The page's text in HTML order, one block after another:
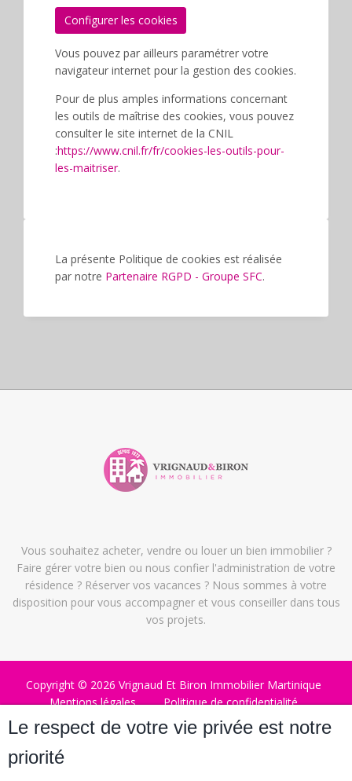
Configurer les cookies
Vous pouvez par ailleurs paramétrer votre
navigateur internet pour la gestion des cookies.
Pour de plus amples informations concernant
les outils de maîtrise des cookies, vous pouvez
consulter le site internet de la CNIL
:https://www.cnil.fr/fr/cookies-les-outils-pour-
les-maitriser.
La présente Politique de cookies est réalisée
par notre Partenaire RGPD - Groupe SFC.
Vous souhaitez acheter, vendre ou louer un bien immobilier ?
Faire gérer votre bien ou nous confier l'administration de votre
résidence ? Réserver vos vacances ? Nous sommes à votre
disposition pour vous accompagner et vous conseiller dans tous
vos projets.
Copyright © 2026 Vrignaud Et Biron Immobilier Martinique
Mentions légales
Politique de confidentialité
Politique de cookies
Honoraires
Conditions Générales de Location Vacances
Le respect de votre vie privée est notre
priorité